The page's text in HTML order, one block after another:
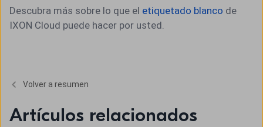
Descubra más sobre lo que el etiquetado blanco de
IXON Cloud puede hacer por usted.
Volver a resumen
Artículos relacionados